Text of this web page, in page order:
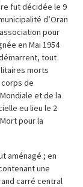
fut décidée le 9
d’Oran
pour
en Mai 1954
tout
morts
de
et de la
eu lieu le 2
pour la
aménagé ; en
une
carré central